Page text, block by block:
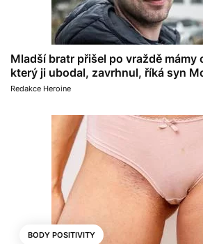
Mladší bratr přišel po vraždě mámy
který ji ubodal, zavrhnul, říká syn
Redakce Heroine
BODY POSITIVITY